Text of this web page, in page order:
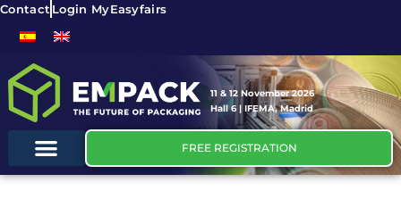
Contact Login MyEasyfairs
11 & 12 November 2026
Hall 6 | IFEMA, Madrid
FREE REGISTRATION